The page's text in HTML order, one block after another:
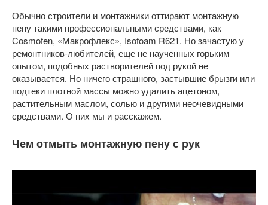
Обычно строители и монтажники оттирают монтажную
пену такими профессиональными средствами, как
Cosmofen, «Макрофлекс», Isofoam R621. Но зачастую у
ремонтников-любителей, еще не наученных горьким
опытом, подобных растворителей под рукой не
оказывается. Но ничего страшного, застывшие брызги или
подтеки плотной массы можно удалить ацетоном,
растительным маслом, солью и другими неочевидными
средствами. О них мы и расскажем.
Чем отмыть монтажную пену с рук